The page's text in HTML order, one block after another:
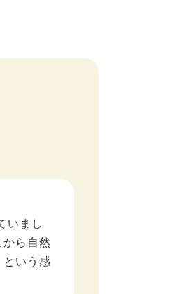
いまし
ら自然
いう感